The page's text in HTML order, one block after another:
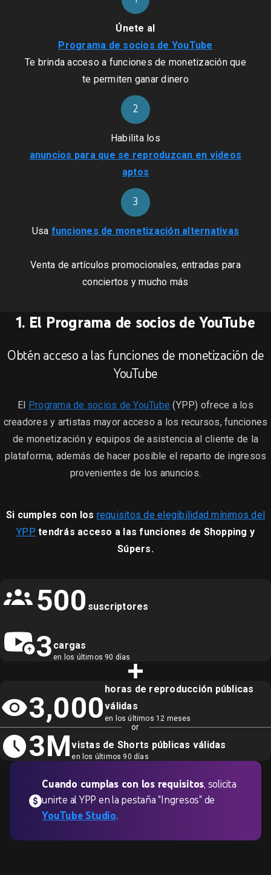
Únete al
Programa de socios de YouTube
Te brinda acceso a funciones de monetización que
te permiten ganar dinero
2
Habilita los
anuncios para que se reproduzcan en videos
aptos
3
Usa funciones de monetización alternativas
Venta de artículos promocionales, entradas para
conciertos y mucho más
1. El Programa de socios de YouTube
Obtén acceso a las funciones de monetización de
YouTube
El Programa de socios de YouTube (YPP) ofrece a los
creadores y artistas mayor acceso a los recursos, funciones
de monetización y equipos de asistencia al cliente de la
plataforma, además de hacer posible el reparto de ingresos
provenientes de los anuncios.
Si cumples con los requisitos de elegibilidad mínimos del
YPP tendrás acceso a las funciones de Shopping y
Súpers.
500 suscriptores
3 cargas
en los últimos 90 días
3,000
horas de reproducción públicas
válidas
en los últimos 12 meses
or
3Mvistas de Shorts públicas válidas
en los últimos 90 días
Cuando cumplas con los requisitos, solicita
unirte al YPP en la pestaña "Ingresos" de
YouTube Studio.